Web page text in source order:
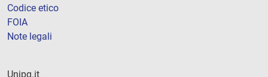
Codice etico
FOIA
Note legali
Unipg.it